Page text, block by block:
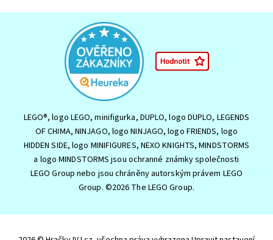
LEGO®, logo LEGO, minifigurka, DUPLO, logo DUPLO, LEGENDS
OF CHIMA, NINJAGO, logo NINJAGO, logo FRIENDS, logo
HIDDEN SIDE, logo MINIFIGURES, NEXO KNIGHTS, MINDSTORMS
a logo MINDSTORMS jsou ochranné známky společnosti
LEGO Group nebo jsou chráněny autorským právem LEGO
Group. ©2026 The LEGO Group.